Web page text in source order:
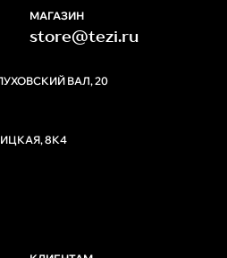
ВАЛ, 20
8К4
МАГАЗИН
store@tezi.ru